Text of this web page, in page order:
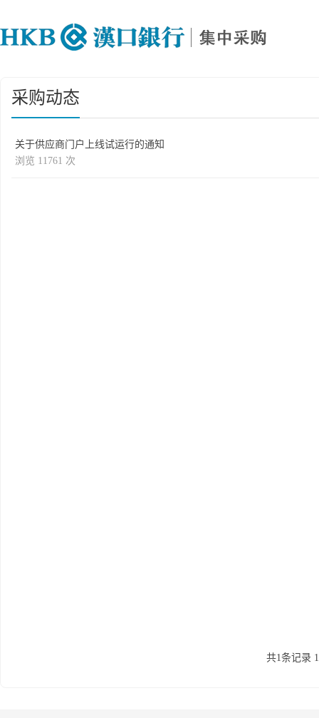
采购动态
关于供应商门户上线试运行的通知
浏览 11761 次
共1条记录